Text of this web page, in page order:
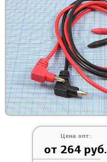
Цена опт:
от 264 руб.